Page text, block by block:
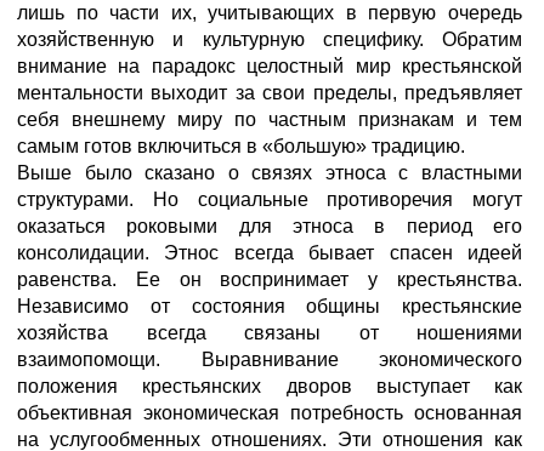
лишь по части их, учитывающих в первую очередь
хозяйственную и культурную специфику. Обратим
внимание на парадокс целостный мир крестьянской
ментальности выходит за свои пределы, предъявляет
себя внешнему миру по частным признакам и тем
самым готов включиться в «большую» традицию.
Выше было сказано о связях этноса с властными
структурами. Но социальные противоречия могут
оказаться роковыми для этноса в период его
консолидации. Этнос всегда бывает спасен идеей
равенства. Ее он воспринимает у крестьянства.
Независимо от состояния общины крестьянские
хозяйства всегда связаны от ношениями
взаимопомощи. Выравнивание экономического
положения крестьянских дворов выступает как
объективная экономическая потребность основанная
на услугообменных отношениях. Эти отношения как